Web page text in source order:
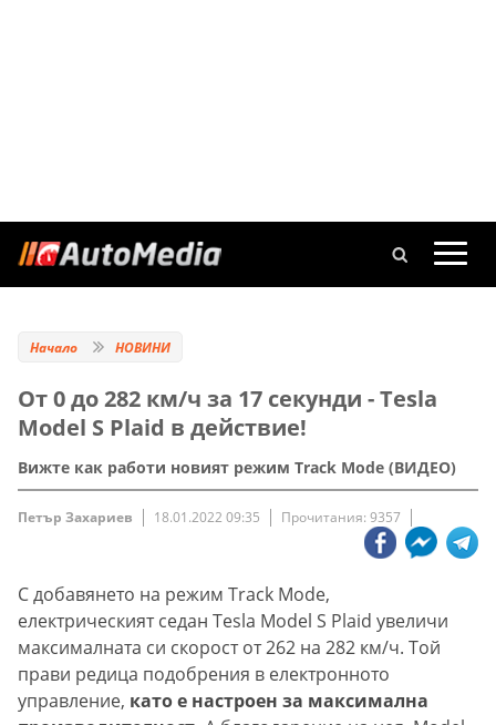
Начало НОВИНИ
От 0 до 282 км/ч за 17 секунди - Tesla
Model S Plaid в действие!
Вижте как работи новият режим Track Mode (ВИДЕО)
Петър Захариев 18.01.2022 09:35 Прочитания: 9357
С добавянето на режим Track Mode,
електрическият седан Tesla Model S Plaid увеличи
максималната си скорост от 262 на 282 км/ч. Той
прави редица подобрения в електронното
управление, като е настроен за максимална